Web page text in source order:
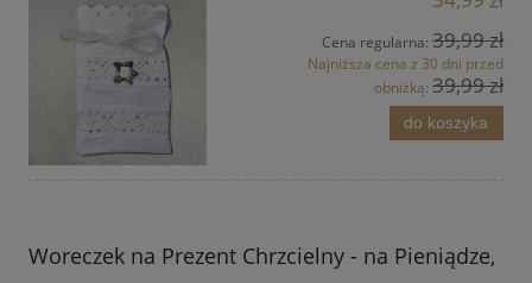
Cena regularna: 39,99 zł
Najniższa cena z 30 dni przed
obniżką: 39,99 zł
do koszyka
Woreczek na Prezent Chrzcielny - na Pieniądze,